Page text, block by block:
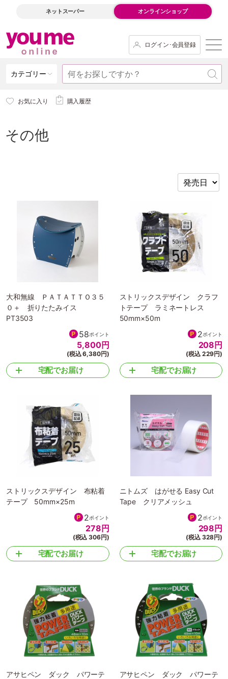
ネットスーパー オンラインショップ
ログイン･会員登録
カテゴリー
お気に入り 購入履歴
その他
大和無線 ＰＡＴＡＴＴＯ３５
０＋ 折りたたみイス
PT3503
58ポイント
5,800円
(税込 6,380円)
宅配でお届け
ストリックスデザイン クラフ
トテープ ラミネートレス
50mm×50m
2ポイント
208 円
(税込 229円)
宅配でお届け
ストリックスデザイン 布粘着
テープ 50mm×25m
2ポイント
278 円
(税込 306円)
宅配でお届け
ニトムズ はがせる Easy Cut
Tape クリアメッシュ
2ポイント
298 円
(税込 328円)
宅配でお届け
アサヒペン ダック パワーテ
アサヒペン ダック パワーテ